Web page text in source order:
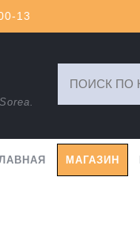
13
МАГАЗИН